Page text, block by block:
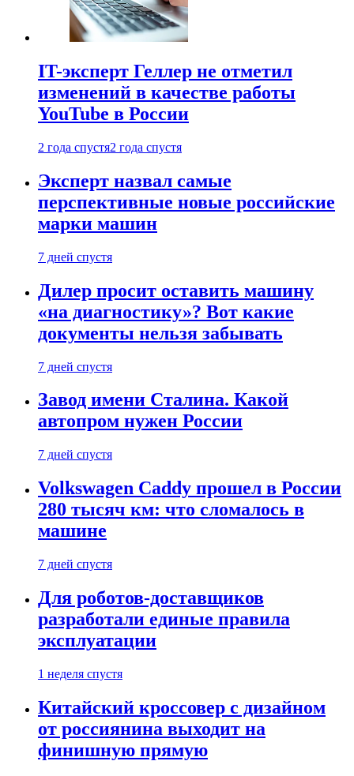
IT-эксперт Геллер не отметил
изменений в качестве работы
YouTube в России
2 года спустя2 года спустя
Эксперт назвал самые
перспективные новые российские
марки машин
7 дней спустя
Дилер просит оставить машину
«на диагностику»? Вот какие
документы нельзя забывать
7 дней спустя
Завод имени Сталина. Какой
автопром нужен России
7 дней спустя
Volkswagen Caddy прошел в России
280 тысяч км: что сломалось в
машине
7 дней спустя
Для роботов-доставщиков
разработали единые правила
эксплуатации
1 неделя спустя
Китайский кроссовер с дизайном
от россиянина выходит на
финишную прямую